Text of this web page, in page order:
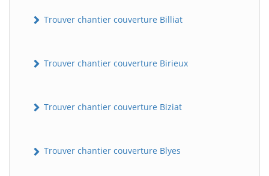
Trouver chantier couverture Billiat
Trouver chantier couverture Birieux
Trouver chantier couverture Biziat
Trouver chantier couverture Blyes